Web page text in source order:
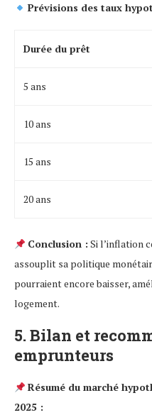
Prévisions des taux
Durée du prêt
5 ans
10 ans
15 ans
20 ans
Conclusion : Si l’inflation
assouplit sa politique
pourraient encore baisser,
logement.
5. Bilan et
emprunteurs
Résumé du marché
2025 :